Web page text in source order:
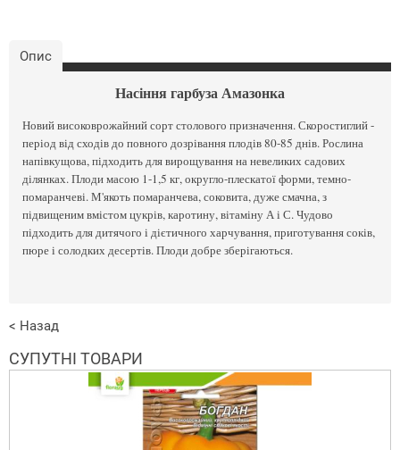
Опис
Насіння гарбуза Амазонка
Новий високоврожайний сорт столового призначення. Скоростиглий -
період від сходів до повного дозрівання плодів 80-85 днів. Рослина
напівкущова, підходить для вирощування на невеликих садових
ділянках. Плоди масою 1-1,5 кг, округло-плескатої форми, темно-
помаранчеві. М'якоть помаранчева, соковита, дуже смачна, з
підвищеним вмістом цукрів, каротину, вітаміну А і С. Чудово
підходить для дитячого і дієтичного харчування, приготування соків,
пюре і солодких десертів. Плоди добре зберігаються.
< Назад
СУПУТНІ ТОВАРИ